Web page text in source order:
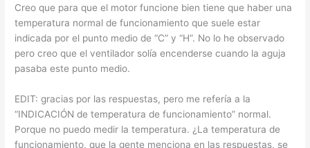
Creo que para que el motor funcione bien tiene que haber una
temperatura normal de funcionamiento que suele estar
indicada por el punto medio de “C” y “H”. No lo he observado
pero creo que el ventilador solía encenderse cuando la aguja
pasaba este punto medio.
EDIT: gracias por las respuestas, pero me refería a la
“INDICACIÓN de temperatura de funcionamiento” normal.
Porque no puedo medir la temperatura. ¿La temperatura de
funcionamiento, que la gente menciona en las respuestas, se